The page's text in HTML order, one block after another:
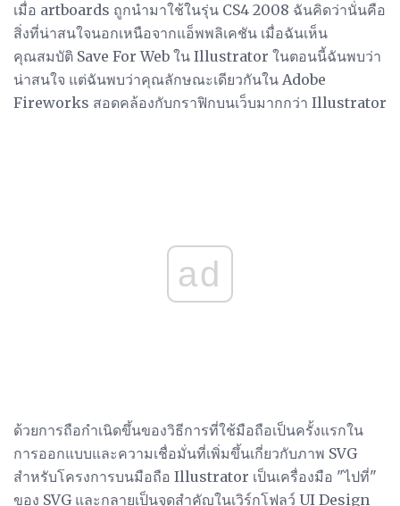
เมื่อ artboards ถูกนำมาใช้ในรุ่น CS4 2008 ฉันคิดว่านั่นคือ
สิ่งที่น่าสนใจนอกเหนือจากแอ็พพลิเคชัน เมื่อฉันเห็น
คุณสมบัติ Save For Web ใน Illustrator ในตอนนี้ฉันพบว่า
น่าสนใจ แต่ฉันพบว่าคุณลักษณะเดียวกันใน Adobe
Fireworks สอดคล้องกับกราฟิกบนเว็บมากกว่า Illustrator
ad
ด้วยการถือกำเนิดขึ้นของวิธีการที่ใช้มือถือเป็นครั้งแรกใน
การออกแบบและความเชื่อมั่นที่เพิ่มขึ้นเกี่ยวกับภาพ SVG
สำหรับโครงการบนมือถือ Illustrator เป็นเครื่องมือ "ไปที่"
ของ SVG และกลายเป็นจุดสำคัญในเวิร์กโฟลว์ UI Design